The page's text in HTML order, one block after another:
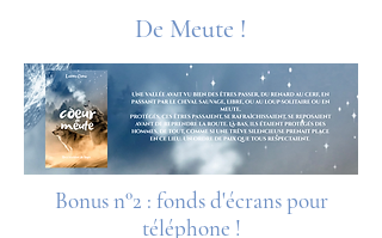
De Meute !
Bonus n°2 : fonds d'écrans pour
téléphone !